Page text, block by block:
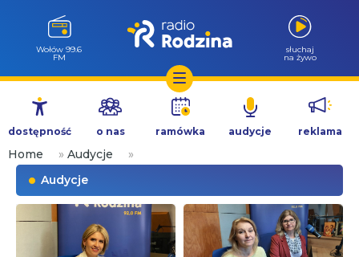
Przejdź
treści
Wołów 99.6
FM
słuchaj
na żywo
dostępność o nas ramówka audycje reklama
Home » Audycje
»
Audycje